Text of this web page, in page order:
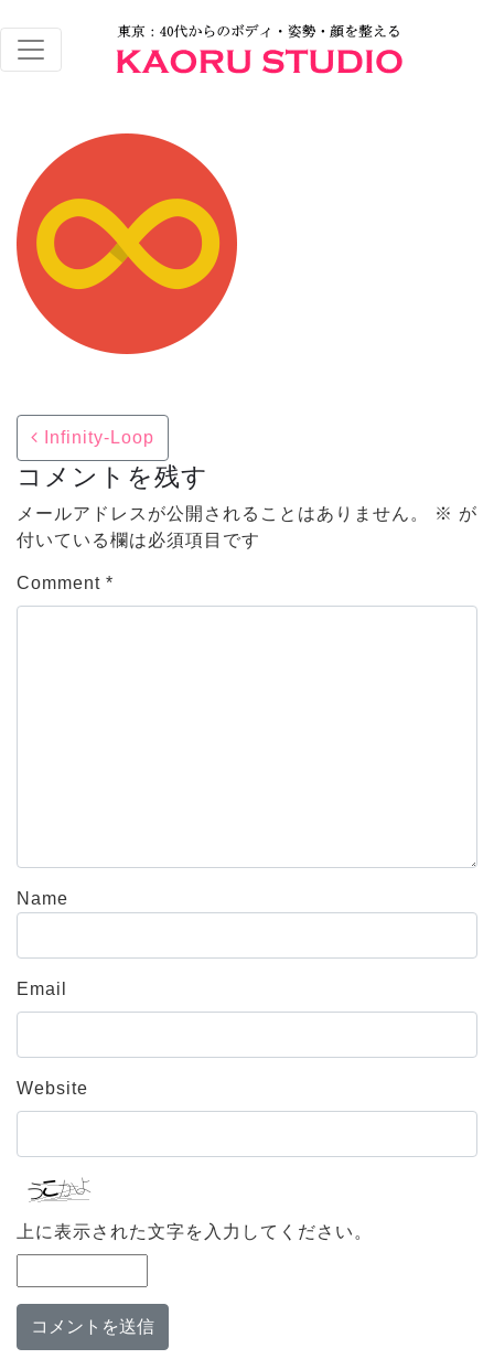
Post navigation
Infinity-Loop
コメントを残す
メールアドレスが公開されることはありません。 ※ が
付いている欄は必須項目です
Comment *
Name
Email
Website
上に表示された文字を入力してください。